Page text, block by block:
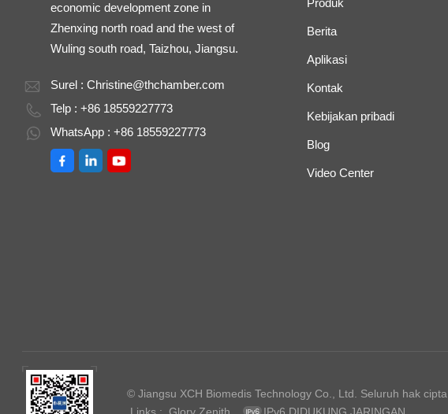
economic development zone in
Zhenxing north road and the west of
Wuling south road, Taizhou, Jiangsu.
Surel :Christine@thchamber.com
Telp : +86 18559227773
WhatsApp : +86 18559227773
Produk
Berita
Aplikasi
Kontak
Kebijakan pribadi
Blog
Video Center
© Jiangsu XCH Biomedis Technology Co., Ltd. Seluruh hak cipta .